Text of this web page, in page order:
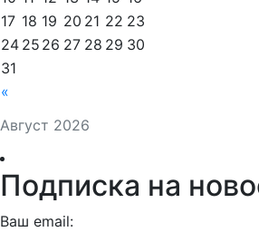
Август 2026
«
17 18 19 20 21 22 23
24 25 26 27 28 29 30
31
Подписка на
Ваш email: